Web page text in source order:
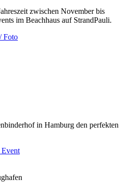
zwischen November bis
im Beachhaus auf StrandPauli.
Foto
in Hamburg den perfekten
Event